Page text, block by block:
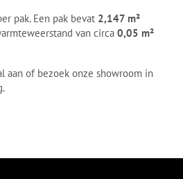
pak. Een pak bevat 2,147 m²
van circa0,05 m²
aan of bezoek onze showroom in